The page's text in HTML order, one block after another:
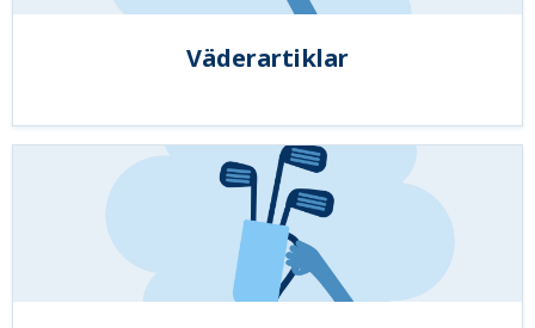
Väderartiklar